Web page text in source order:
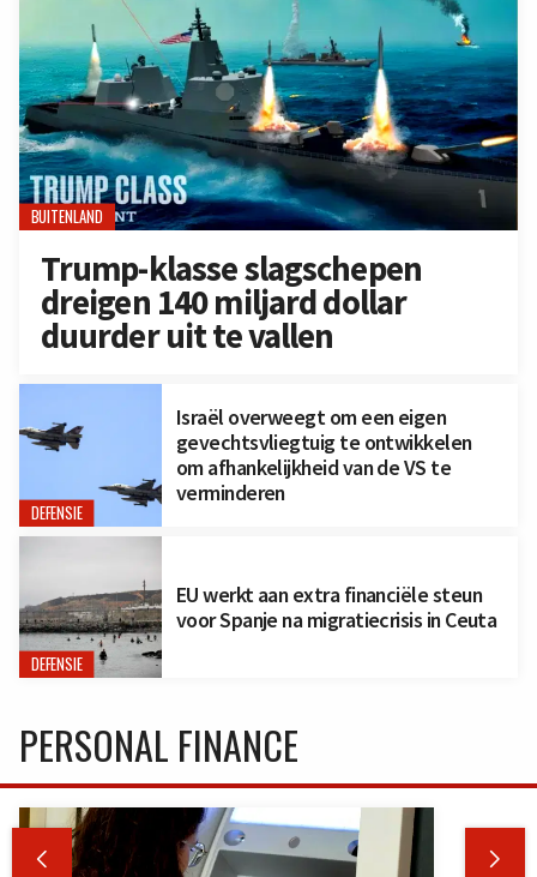
BUITENLAND
Trump-klasse slagschepen
dreigen 140 miljard dollar
duurder uit te vallen
DEFENSIE
Israël overweegt om een eigen
gevechtsvliegtuig te ontwikkelen
om afhankelijkheid van de VS te
verminderen
DEFENSIE
EU werkt aan extra financiële steun
voor Spanje na migratiecrisis in Ceuta
PERSONAL FINANCE
 